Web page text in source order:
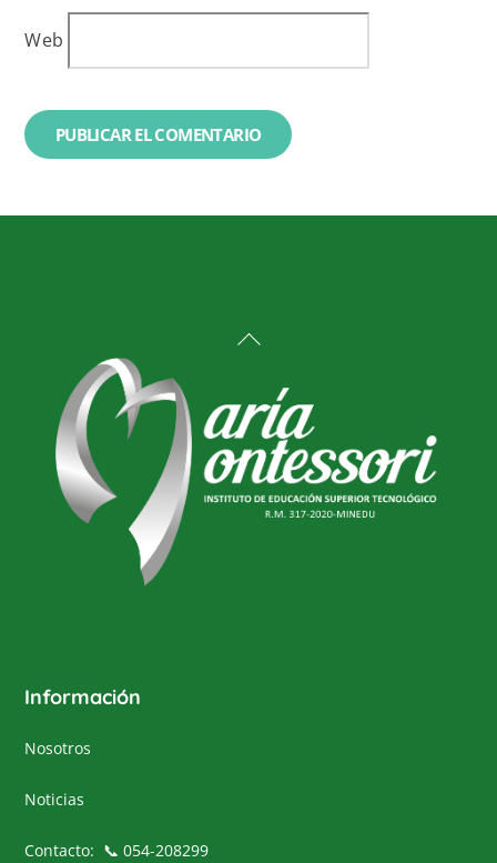
Web
Back
Información
Nosotros
Noticias
Contacto: 📞 054-208299